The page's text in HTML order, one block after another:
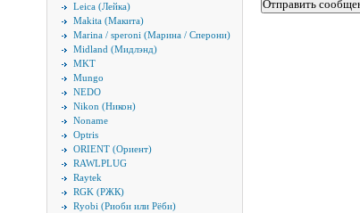
Leica (Лейка)
Makita (Макита)
Marina / speroni (Марина / Сперони)
Midland (Мидлэнд)
MKT
Mungo
NEDO
Nikon (Никон)
Noname
Optris
ORIENT (Ориент)
RAWLPLUG
Raytek
RGK (РЖК)
Ryobi (Риоби или Рёби)